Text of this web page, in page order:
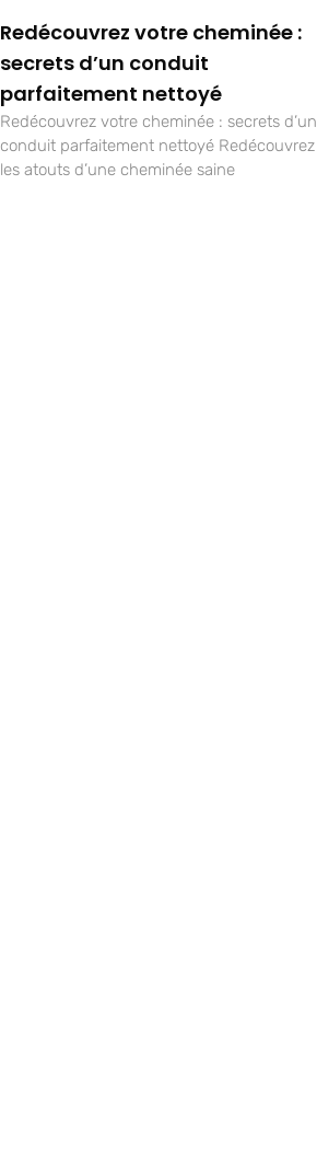
Redécouvrez votre cheminée :
secrets d’un conduit
parfaitement nettoyé
Redécouvrez votre cheminée : secrets d’un
conduit parfaitement nettoyé Redécouvrez
les atouts d’une cheminée saine